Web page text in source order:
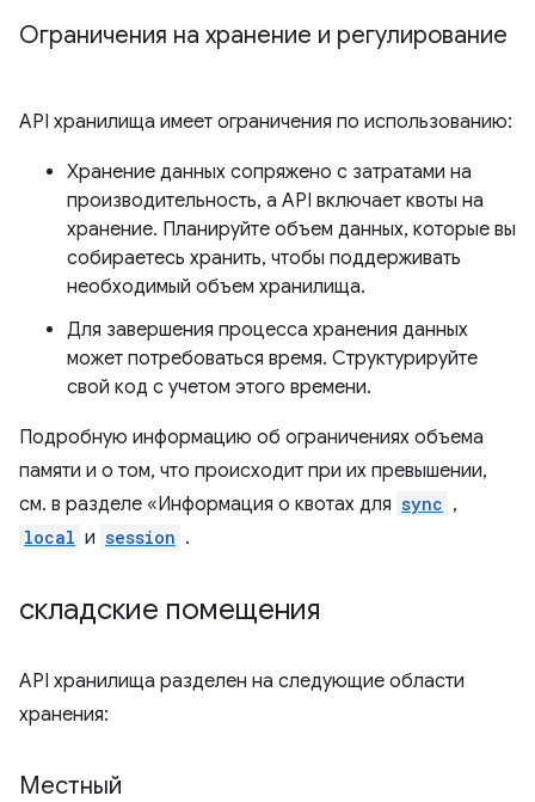
Ограничения на хранение и регулирование
API хранилища имеет ограничения по использованию:
Хранение данных сопряжено с затратами на
производительность, а API включает квоты на
хранение. Планируйте объем данных, которые вы
собираетесь хранить, чтобы поддерживать
необходимый объем хранилища.
Для завершения процесса хранения данных
может потребоваться время. Структурируйте
свой код с учетом этого времени.
Подробную информацию об ограничениях объема
памяти и о том, что происходит при их превышении,
см. в разделе «Информация о квотах для sync ,
local и session .
складские помещения
API хранилища разделен на следующие области
хранения:
Местный